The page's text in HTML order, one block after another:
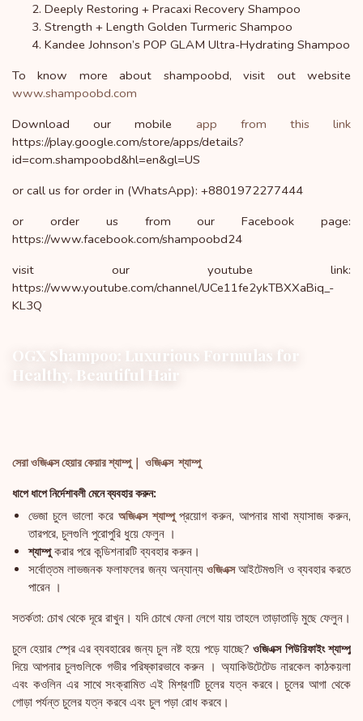
Deeply Restoring + Pracaxi Recovery Shampoo
Strength + Length Golden Turmeric Shampoo
Kandee Johnson’s POP GLAM Ultra-Hydrating Shampoo
To know more about shampoobd, visit out website
www.shampoobd.com
Download our mobile app from this link
https://play.google.com/store/apps/details?
id=com.shampoobd&hl=en&gl=US
or call us for order in (WhatsApp): +8801972277444
or order us from our Facebook page:
https://www.facebook.com/shampoobd24
visit our youtube link:
https://www.youtube.com/channel/UCe11fe2ykTBXXaBiq_-
KL3Q
OGX Shampoo: Luxurious Formulas for
Healthy, Beautiful Hair
সেরা ওজিএক্স হেয়ার কেয়ার শ্যাম্পু｜ ওজিএক্স শ্যাম্পু
ধাপে ধাপে নির্দেশাবলী মেনে ব্যবহার করুন:
ভেজা চুলে ভালো করে অজিএক্স শ্যাম্পুপ্রয়োগ করুন, আপনার মাথা ম্যাসাজ করুন,
তারপরে, চুলগুলি পুরোপুরি ধুয়ে ফেলুন ।
শ্যাম্পুকরার পরে কন্ডিশনারটি ব্যবহার করুন।
সর্বোত্তম লাভজনক ফলাফলের জন্য অন্যান্য ওজিএক্সআইটেমগুলি ও ব্যবহার করতে
পারেন ।
সতর্কতা: চোখ থেকে দূরে রাখুন। যদি চোখে ফেনা লেগে যায় তাহলে তাড়াতাড়ি মুছে ফেলুন।
চুলে হেয়ার স্প্রে এর ব্যবহারের জন্য চুল নষ্ট হয়ে পড়ে যাচ্ছে? ওজিএক্স পিউরিফাইং শ্যাম্পু
দিয়ে আপনার চুলগুলিকে গভীর পরিষ্কারভাবে করুন । অ্যাকিউটেটেড নারকেল কাঠকয়লা
এবং কওলিন এর সাথে সংক্রামিত এই মিশ্রণটি চুলের যত্ন করবে। চুলের আগা থেকে
গোড়া পর্যন্ত চুলের যত্ন করবে এবং চুল পড়া রোধ করবে।